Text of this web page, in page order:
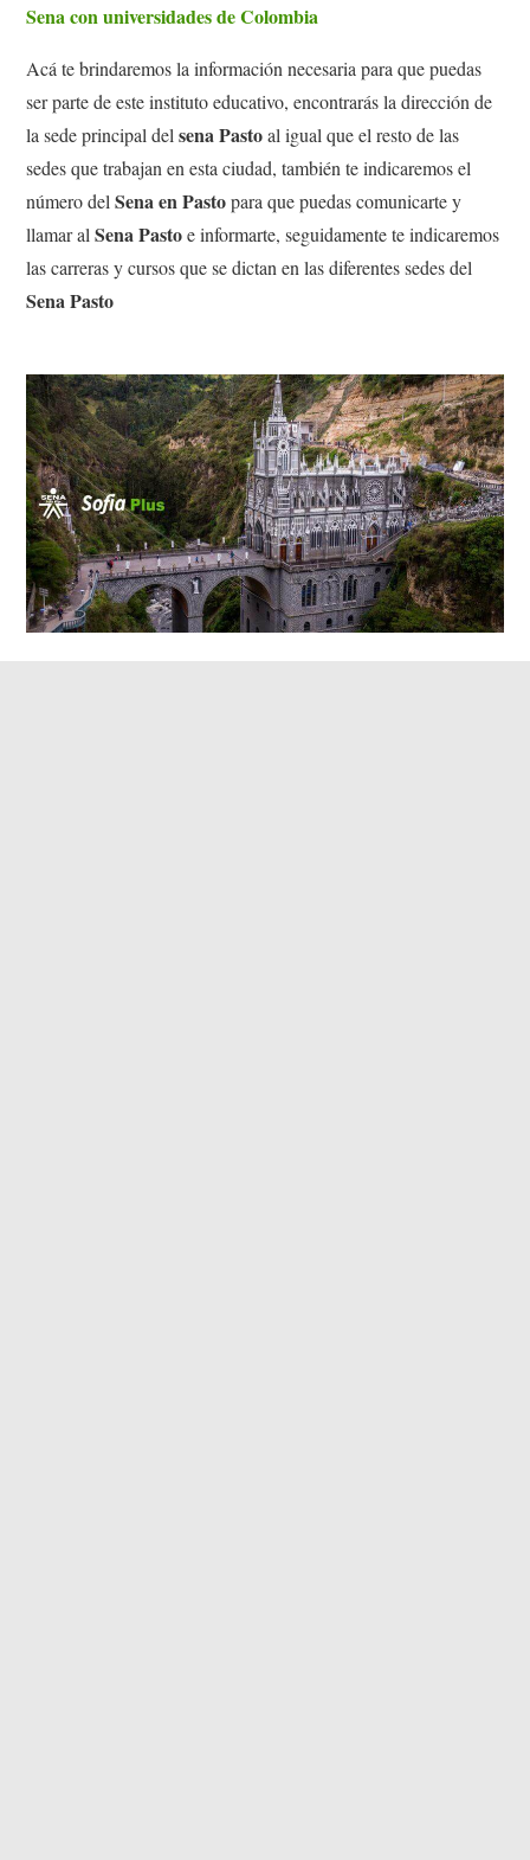
Sena con universidades de Colombia
Acá te brindaremos la información necesaria para que puedas
ser parte de este instituto educativo, encontrarás la dirección de
la sede principal delsena Pastoal igual que el resto de las
sedes que trabajan en esta ciudad, también te indicaremos el
número delSena en Pastopara que puedas comunicarte y
llamar alSena Pastoe informarte, seguidamente te indicaremos
las carreras y cursos que se dictan en las diferentes sedes del
Sena Pasto